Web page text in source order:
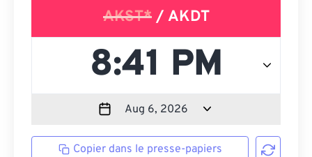
AKST*/ AKDT
Copier dans le presse-papiers